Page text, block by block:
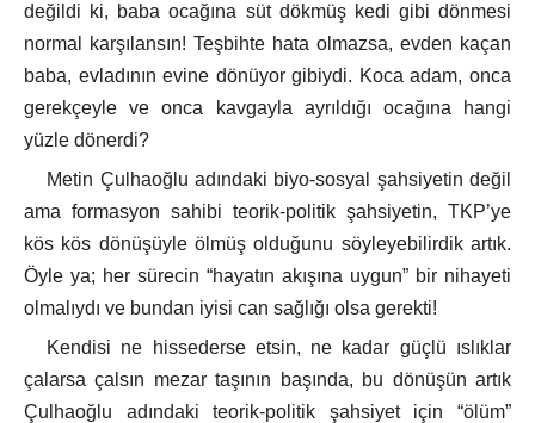
değildi ki, baba ocağına süt dökmüş kedi gibi dönmesi
normal karşılansın! Teşbihte hata olmazsa, evden kaçan
baba, evladının evine dönüyor gibiydi. Koca adam, onca
gerekçeyle ve onca kavgayla ayrıldığı ocağına hangi
yüzle dönerdi?
Metin Çulhaoğlu adındaki biyo-sosyal şahsiyetin değil
ama formasyon sahibi teorik-politik şahsiyetin, TKP’ye
kös kös dönüşüyle ölmüş olduğunu söyleyebilirdik artık.
Öyle ya; her sürecin “hayatın akışına uygun” bir nihayeti
olmalıydı ve bundan iyisi can sağlığı olsa gerekti!
Kendisi ne hissederse etsin, ne kadar güçlü ıslıklar
çalarsa çalsın mezar taşının başında, bu dönüşün artık
Çulhaoğlu adındaki teorik-politik şahsiyet için “ölüm”